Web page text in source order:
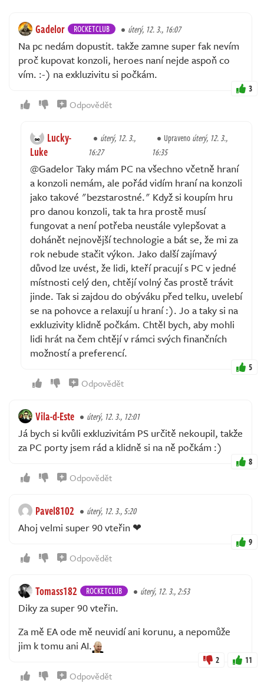
Gadelor ROCKETCLUB úterý, 12. 3., 16:07
Na pc nedám dopustit. takže zamne super fak nevím
proč kupovat konzoli, heroes naní nejde aspoň co
vím. :-) na exkluzivitu si počkám.
3
Odpovědět
Lucky-
Luke
úterý, 12. 3.,
16:27
Upravenoúterý, 12. 3.,
16:35
@Gadelor Taky mám PC na všechno včetně hraní
a konzoli nemám, ale pořád vidím hraní na konzoli
jako takové "bezstarostné." Když si koupím hru
pro danou konzoli, tak ta hra prostě musí
fungovat a není potřeba neustále vylepšovat a
dohánět nejnovější technologie a bát se, že mi za
rok nebude stačit výkon. Jako další zajímavý
důvod lze uvést, že lidi, kteří pracují s PC v jedné
místnosti celý den, chtějí volný čas prostě trávit
jinde. Tak si zajdou do obýváku před telku, uvelebí
se na pohovce a relaxují u hraní :). Jo a taky si na
exkluzivity klidně počkám. Chtěl bych, aby mohli
lidi hrát na čem chtějí v rámci svých finančních
možností a preferencí.
5
Odpovědět
Vila-d-Este úterý, 12. 3., 12:01
Já bych si kvůli exkluzivitám PS určitě nekoupil, takže
za PC porty jsem rád a klidně si na ně počkám :)
8
Odpovědět
Pavel8102 úterý, 12. 3., 5:20
Ahoj velmi super 90 vteřin ❤
9
Odpovědět
Tomass182 ROCKETCLUB úterý, 12. 3., 2:53
Diky za super 90 vteřin.
Za mě EA ode mě neuvidí ani korunu, a nepomůže
jim k tomu ani AI.
2 11
Odpovědět